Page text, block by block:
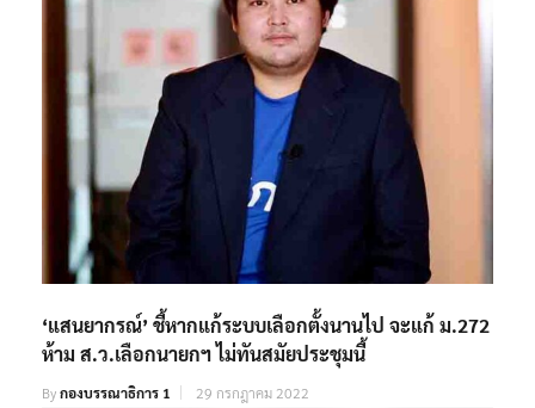
‘แสนยากรณ์’ ชี้หากแก้ระบบเลือกตั้งนานไป จะแก้ ม.272
ห้าม ส.ว.เลือกนายกฯ ไม่ทันสมัยประชุมนี้
Byกองบรรณาธิการ 1 29 กรกฎาคม 2022